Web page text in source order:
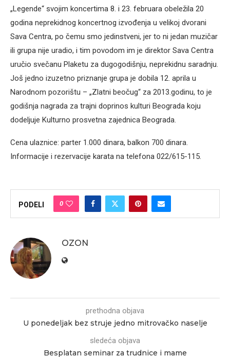
„Legende“ svojim koncertima 8. i 23. februara obeležila 20
godina neprekidnog koncertnog izvođenja u velikoj dvorani
Sava Centra, po čemu smo jedinstveni, jer to ni jedan muzičar
ili grupa nije uradio, i tim povodom im je direktor Sava Centra
uručio svečanu Plaketu za dugogodišnju, neprekidnu saradnju.
Još jedno izuzetno priznanje grupa je dobila 12. aprila u
Narodnom pozorištu – „Zlatni beočug“ za 2013.godinu, to je
godišnja nagrada za trajni doprinos kulturi Beograda koju
dodeljuje Kulturno prosvetna zajednica Beograda.
Cena ulaznice: parter 1.000 dinara, balkon 700 dinara.
Informacije i rezervacije karata na telefona 022/615-115.
PODELI 0
OZON
prethodna objava
U ponedeljak bez struje jedno mitrovačko naselje
sledeća objava
Besplatan seminar za trudnice i mame